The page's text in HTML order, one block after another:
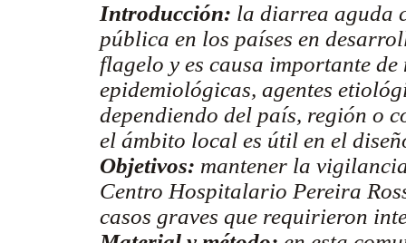
Introducción: la diarrea aguda
pública en los países en
flagelo y es causa importante
epidemiológicas, agentes
dependiendo del país, región o
el ámbito local es útil en el
Objetivos: mantener la
Centro Hospitalario Pereira
casos graves que requirieron